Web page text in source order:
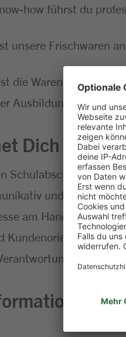
how führst du
unsere Frischwaren
die
Ausbildung wirst du
Dich aus
Schulabschluss
und hast Spaß
am Handel und an
Kundenorientierung
zu